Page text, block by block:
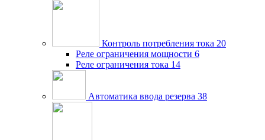
Контроль потребления тока 20
Реле ограничения мощности 6
Реле ограничения тока 14
Автоматика ввода резерва 38